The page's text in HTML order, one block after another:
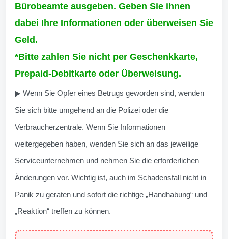
Bürobeamte ausgeben. Geben Sie ihnen
dabei Ihre Informationen oder überweisen Sie
Geld.
*Bitte zahlen Sie nicht per Geschenkkarte,
Prepaid-Debitkarte oder Überweisung.
▶ Wenn Sie Opfer eines Betrugs geworden sind, wenden
Sie sich bitte umgehend an die Polizei oder die
Verbraucherzentrale. Wenn Sie Informationen
weitergegeben haben, wenden Sie sich an das jeweilige
Serviceunternehmen und nehmen Sie die erforderlichen
Änderungen vor. Wichtig ist, auch im Schadensfall nicht in
Panik zu geraten und sofort die richtige „Handhabung“ und
„Reaktion“ treffen zu können.